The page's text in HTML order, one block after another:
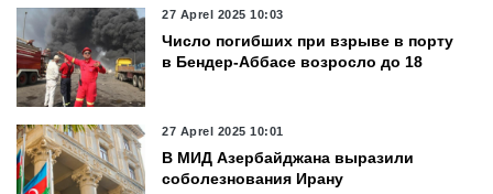
27 Aprel 2025 10:03
Число погибших при взрыве в порту
в Бендер-Аббасе возросло до 18
27 Aprel 2025 10:01
В МИД Азербайджана выразили
соболезнования Ирану